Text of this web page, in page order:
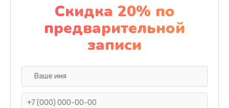
Ремонт электроплаты
1320 руб.
Заказать
Скидка 20% по
предварительной
записи